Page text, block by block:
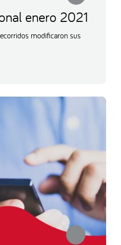
enero 2021
modificaron sus